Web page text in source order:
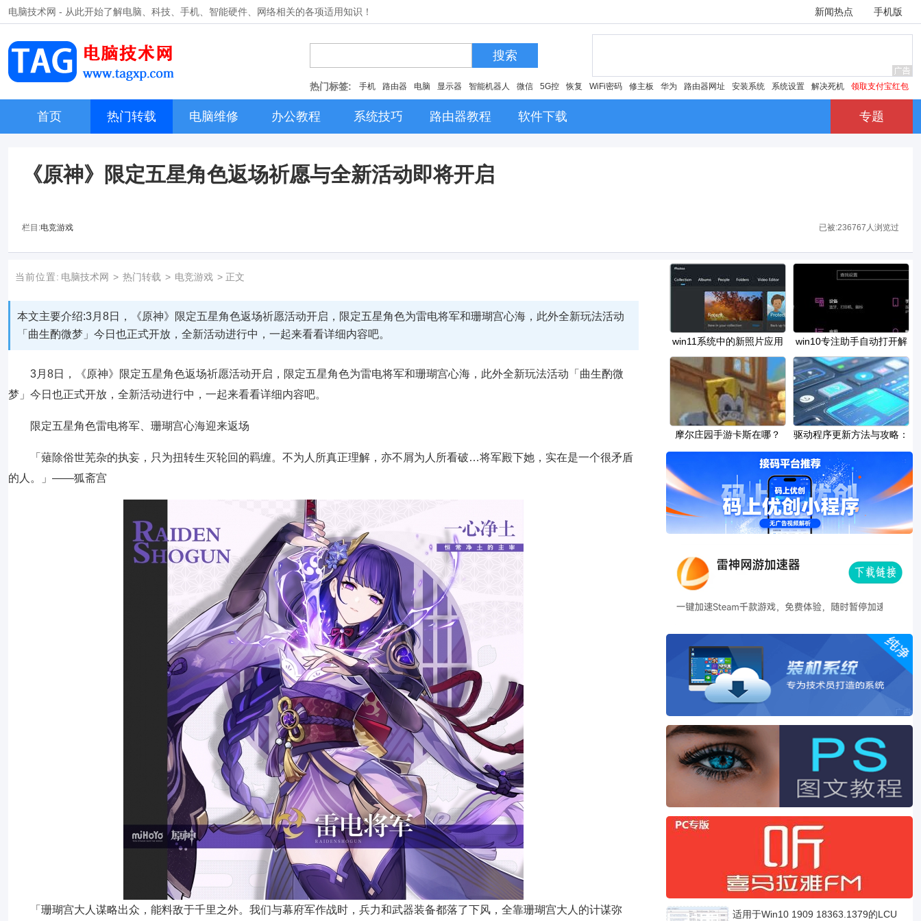
电脑技术网 - 从此开始了解电脑、科技、手机、智能硬件、网络相关的各项适用知识！ 新闻热点 手机版
搜索
热门标签: 手机 路由器 电脑 显示器 智能机器人 微信 5G控 恢复 WiFi密码 修主板 华为 路由器网址 安装系统 系统设置 解决死机 领取支付宝红包
首页 热门转载 电脑维修 办公教程 系统技巧 路由器教程 软件下载 专题
《原神》限定五星角色返场祈愿与全新活动即将开启
栏目:电竞游戏 已被:236767人浏览过
当前位置: 电脑技术网 > 热门转载 > 电竞游戏 > 正文
本文主要介绍:3月8日，《原神》限定五星角色返场祈愿活动开启，限定五星角色为雷电将军和珊瑚宫心海，此外全新玩法活动
「曲生酌微梦」今日也正式开放，全新活动进行中，一起来看看详细内容吧。
3月8日，《原神》限定五星角色返场祈愿活动开启，限定五星角色为雷电将军和珊瑚宫心海，此外全新玩法活动「曲生酌微
梦」今日也正式开放，全新活动进行中，一起来看看详细内容吧。
限定五星角色雷电将军、珊瑚宫心海迎来返场
「薙除俗世芜杂的执妄，只为扭转生灭轮回的羁缠。不为人所真正理解，亦不屑为人所看破…将军殿下她，实在是一个很矛盾
的人。」——狐斋宫
「珊瑚宫大人谋略出众，能料敌于千里之外。我们与幕府军作战时，兵力和武器装备都落了下风，全靠珊瑚宫大人的计谋弥
win11系统中的新照片应用
程序：所有更改
win10专注助手自动打开解
决方法
摩尔庄园手游卡斯在哪？
驱动程序更新方法与攻略：
更新驱动时有
适用于Win10 1909 18363.1379的LCU